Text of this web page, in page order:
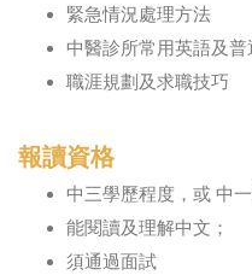
緊急情況處理方法
中醫診所常用英語及普
職涯規劃及求職技巧
報讀資格
中三學歷程度，或 中
能閱讀及理解中文；
須通過面試